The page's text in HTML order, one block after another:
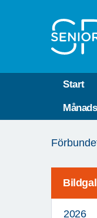
Start
är
2026